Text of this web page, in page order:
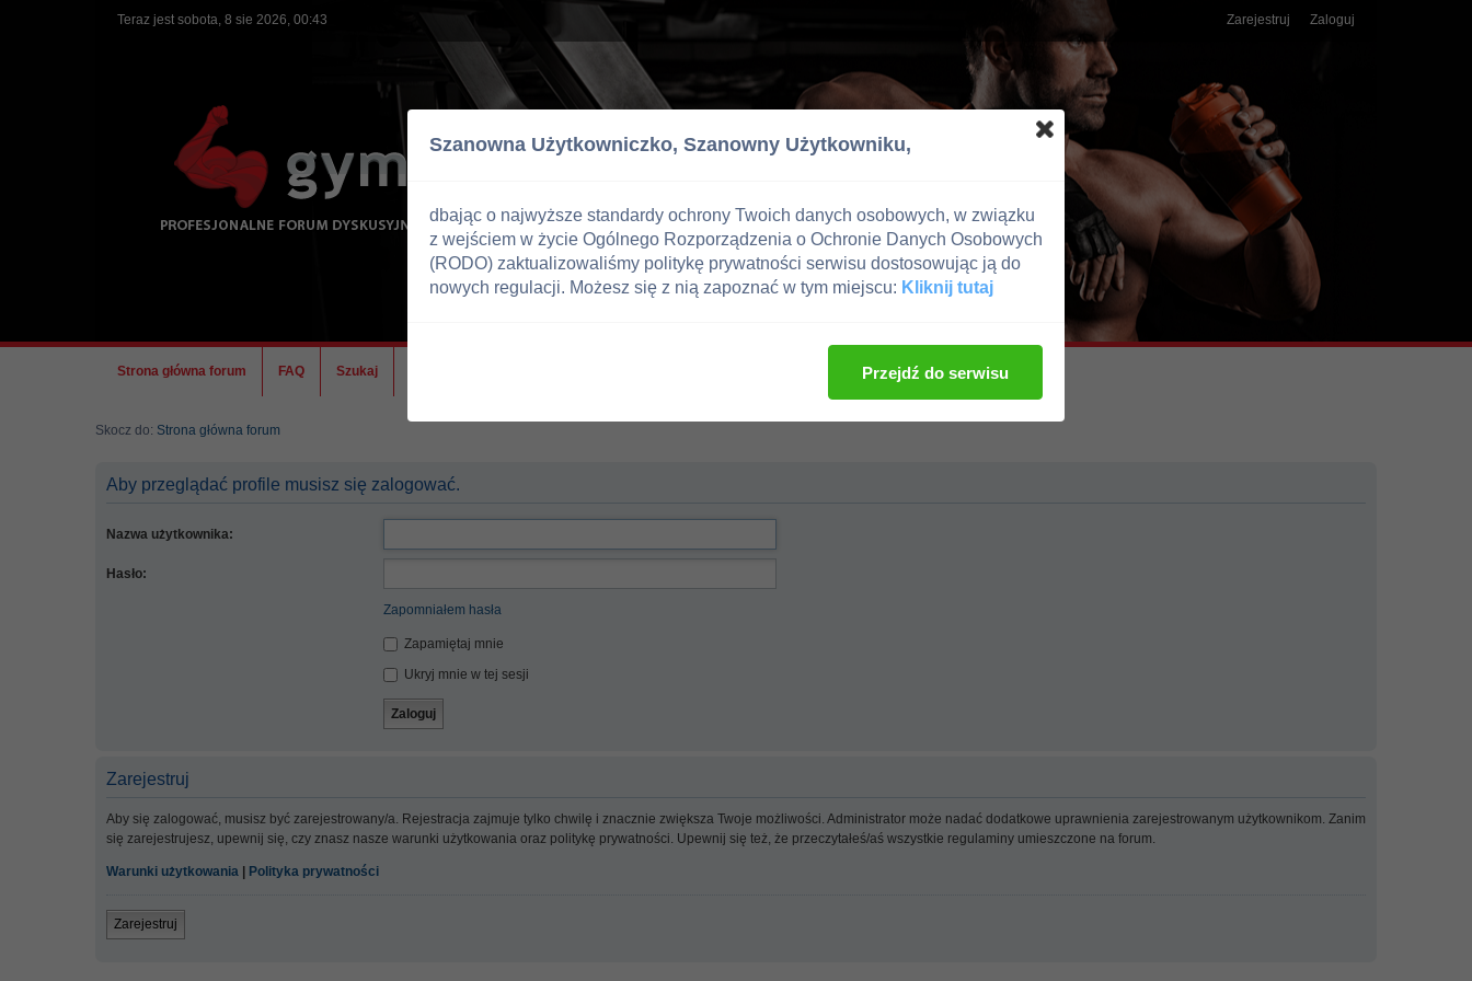
Teraz jest sobota, 8 sie 2026, 00:43 Zarejestruj Zaloguj
Strona główna forum FAQ Szukaj
Skocz do: Strona główna forum
Aby przeglądać profile musisz się zalogować.
Nazwa użytkownika:
Hasło:
Zapomniałem hasła
Zapamiętaj mnie
Ukryj mnie w tej sesji
Zarejestruj
Aby się zalogować, musisz być zarejestrowany/a. Rejestracja zajmuje tylko chwilę i znacznie zwiększa Twoje możliwości. Administrator może nadać dodatkowe uprawnienia zarejestrowanym użytkownikom. Zanim
się zarejestrujesz, upewnij się, czy znasz nasze warunki użytkowania oraz politykę prywatności. Upewnij się też, że przeczytałeś/aś wszystkie regulaminy umieszczone na forum.
Warunki użytkowania Polityka prywatności
Zarejestruj
Szanowna Użytkowniczko, Szanowny Użytkowniku,
dbając o najwyższe standardy ochrony Twoich danych osobowych, w związku
z wejściem w życie Ogólnego Rozporządzenia o Ochronie Danych Osobowych
(RODO) zaktualizowaliśmy politykę prywatności serwisu dostosowując ją do
nowych regulacji. Możesz się z nią zapoznać w tym miejscu: Kliknij tutaj
Przejdź do serwisu